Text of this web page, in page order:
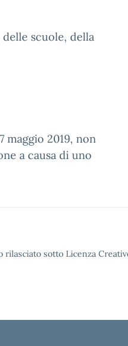
delle scuole, della
maggio 2019, non
a causa di uno
sotto Licenza